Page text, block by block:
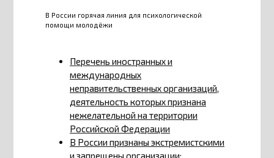
В России горячая линия для психологической
помощи молодёжи
Перечень иностранных и
международных
неправительственных организаций,
деятельность которых признана
нежелательной на территории
Российской Федерации
В России признаны экстремистскими
и запрещены организации: